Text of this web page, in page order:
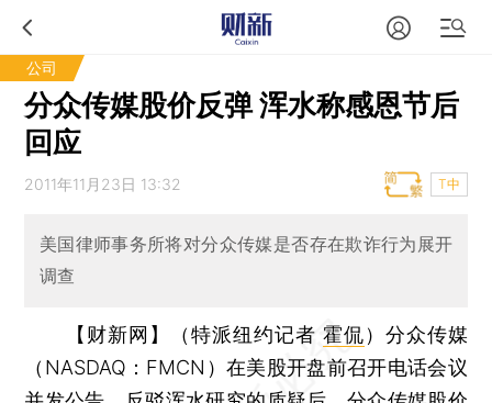
公司
分众传媒股价反弹 浑水称感恩节后
回应
2011年11月23日 13:32 T中
美国律师事务所将对分众传媒是否存在欺诈行为展开
调查
【财新网】（特派纽约记者 霍侃） 分众传媒
（NASDAQ：FMCN）在美股开盘前召开电话会议